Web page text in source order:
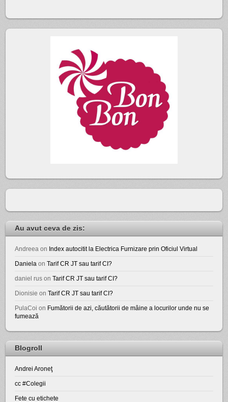
Au avut ceva de zis:
Andreea on Index autocitit la Electrica Furnizare prin Oficiul Virtual
Daniela onTarif CR JT sau tarif CI?
daniel rus onTarif CR JT sau tarif CI?
Dionisie onTarif CR JT sau tarif CI?
PulaCoi on Fumătorii de azi, căutătorii de mâine a locurilor unde nu se
fumează
Blogroll
Andrei Aroneţ
cc #Colegii
Fete cu etichete